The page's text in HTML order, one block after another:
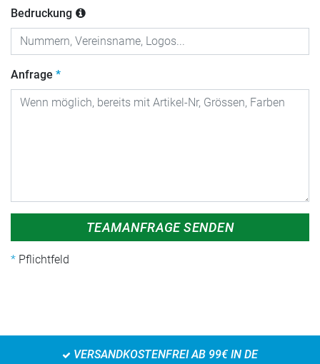
Bedruckung
Anfrage
TEAMANFRAGE SENDEN
Pflichtfeld
VERSANDKOSTENFREI AB 99€ IN DE